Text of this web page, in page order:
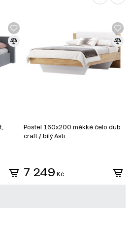
Postel 160x200 měkké čelo dub
craft / bílý Asti
7 249 Kč